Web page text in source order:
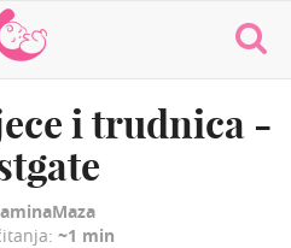
i trudnica -
~1 min